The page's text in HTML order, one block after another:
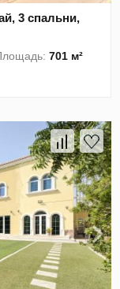
3 спальни,
701 м²